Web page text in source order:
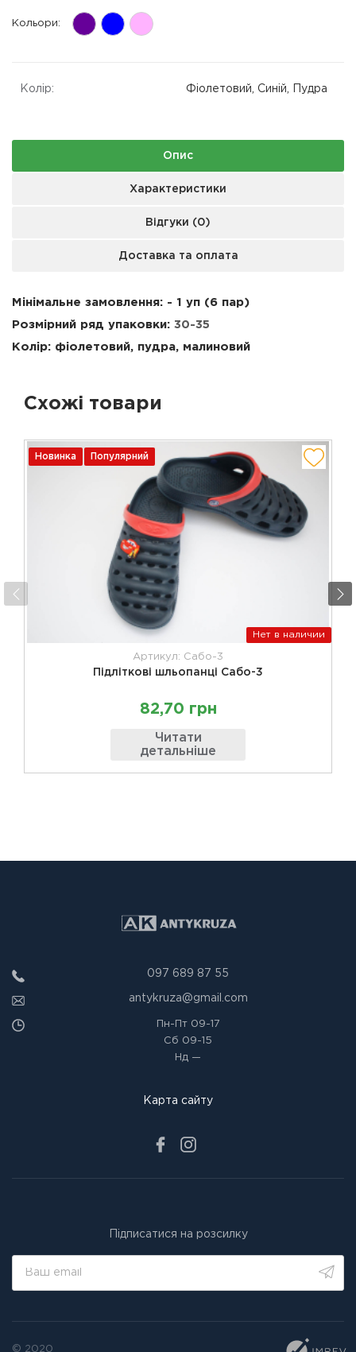
Кольори:
Колір: Фіолетовий, Синій, Пудра
Опис
Характеристики
Відгуки (0)
Доставка та оплата
Мінімальне замовлення: - 1 уп (6 пар)
Розмірний ряд упаковки: 30-35
Колір: фіолетовий, пудра, малиновий
Схожі товари
Новинка Популярний
Нет в наличии
Артикул: Сабо-3
Підліткові шльопанці Сабо-3
82,70 грн
Читати
детальніше
097 689 87 55
antykruza@gmail.com
Пн-Пт09-17
Сб 09-15
Нд —
Карта сайту
Підписатися на розсилку
© 2020